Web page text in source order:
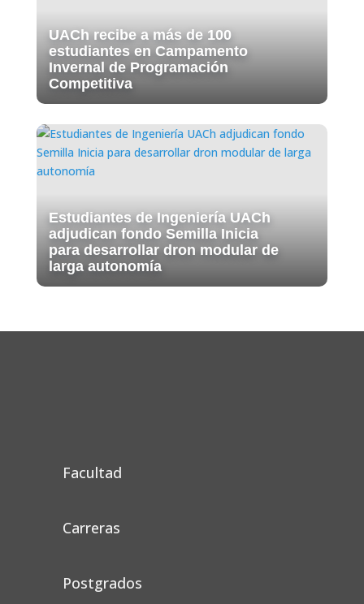
UACh recibe a más de 100
estudiantes en Campamento
Invernal de Programación
Competitiva
Estudiantes de Ingeniería UACh
adjudican fondo Semilla Inicia
para desarrollar dron modular de
larga autonomía
Facultad
Carreras
Postgrados